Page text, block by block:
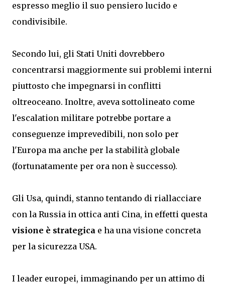
espresso meglio il suo pensiero lucido e
condivisibile.
Secondo lui, gli Stati Uniti dovrebbero
concentrarsi maggiormente sui problemi interni
piuttosto che impegnarsi in conflitti
oltreoceano. Inoltre, aveva sottolineato come
l'escalation militare potrebbe portare a
conseguenze imprevedibili, non solo per
l'Europa ma anche per la stabilità globale
(fortunatamente per ora non è successo).
Gli Usa, quindi, stanno tentando di riallacciare
con la Russia in ottica anti Cina, in effetti questa
visione è strategica e ha una visione concreta
per la sicurezza USA.
I leader europei, immaginando per un attimo di